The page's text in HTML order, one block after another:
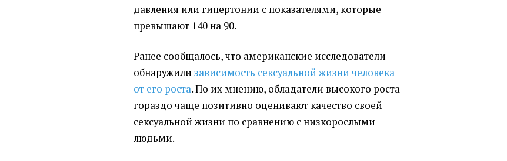
давления или гипертонии с показателями, которые
превышают 140 на 90.
Ранее сообщалось, что американские исследователи
обнаружилизависимость сексуальной жизни человека
от его роста. По их мнению, обладатели высокого роста
гораздо чаще позитивно оценивают качество своей
сексуальной жизни по сравнению с низкорослыми
людьми.